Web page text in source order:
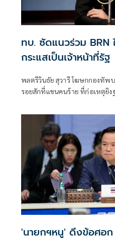
ทบ. ซัดแนวร่วม
กระแสเป็นเจ้าหน้าที่รัฐ
พลตรีวินธัย สุวารี โฆษกกองทัพ
รอยสักที่แขนคนร้าย ที่ก่อเหตุยิ
'นายกฯหนู' ดึงข้อศอก